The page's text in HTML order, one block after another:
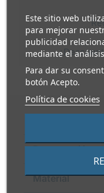
Este sitio web
para mejorar
publicidad
mediante el
Para dar su
botón Acepto.
Política de cookies
Presentación
Material